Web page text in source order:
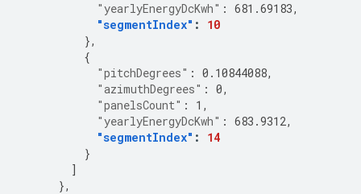
"yearlyEnergyDcKwh" : 681.69183,
"segmentIndex" :
10
},
{
"pitchDegrees" : 0.10844088,
"azimuthDegrees" : 0,
"panelsCount" : 1 ,
"yearlyEnergyDcKwh" : 683.9312,
"segmentIndex" :
14
}
]
},